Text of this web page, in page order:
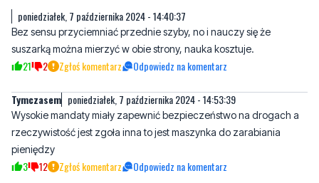
poniedziałek, 7 października 2024 - 14:40:37
Bez sensu przyciemniać przednie szyby, no i nauczy się że
suszarką można mierzyć w obie strony, nauka kosztuje.
21 2 Zgłoś komentarz Odpowiedz na komentarz
Tymczasem poniedziałek, 7 października 2024 - 14:53:39
Wysokie mandaty miały zapewnić bezpieczeństwo na drogach a
rzeczywistość jest zgoła inna to jest maszynka do zarabiania
pieniędzy
3 12 Zgłoś komentarz Odpowiedz na komentarz